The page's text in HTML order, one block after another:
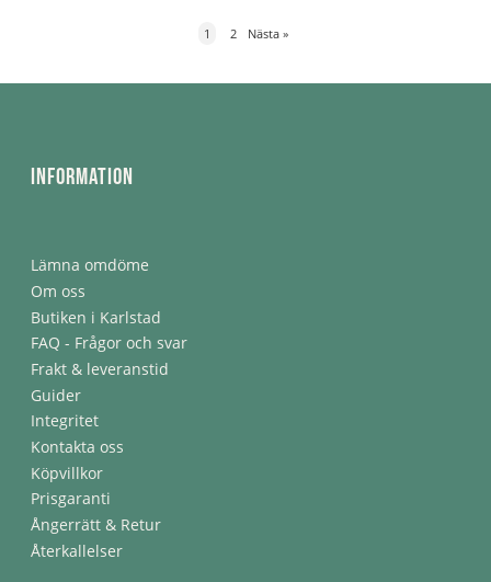
1 2 Nästa »
Information
Lämna omdöme
Om oss
Butiken i Karlstad
FAQ - Frågor och svar
Frakt & leveranstid
Guider
Integritet
Kontakta oss
Köpvillkor
Prisgaranti
Ångerrätt & Retur
Återkallelser